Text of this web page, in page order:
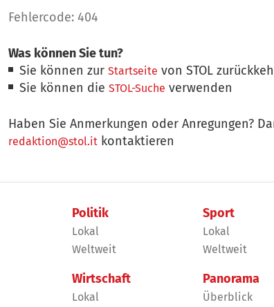
Fehlercode: 404
Was können Sie tun?
Sie können zurStartseite von STOL
Sie können dieSTOL-Suche verwenden
Haben Sie Anmerkungen oder Anregungen?
redaktion@stol.it kontaktieren
Politik
Lokal
Weltweit
Wirtschaft
Lokal
Sport
Lokal
Weltweit
Panorama
Überblick